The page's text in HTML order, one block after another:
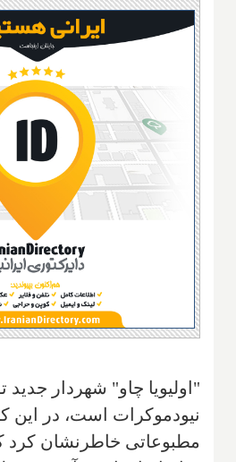
"اولیویا چاو" شهردار جدید
نیودموکرات است، در این
مطبوعاتی خاطرنشان کرد